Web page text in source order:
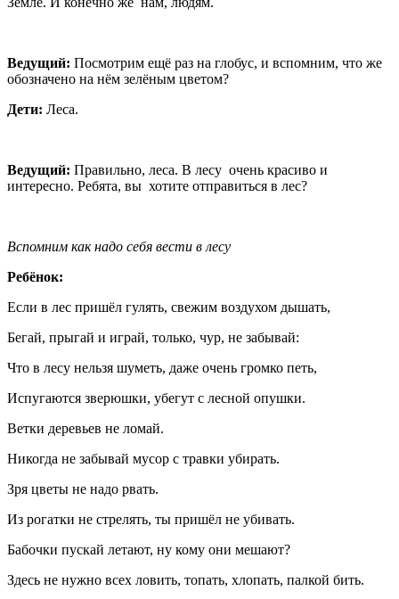
Ведущий: Посмотрим ещё раз на глобус, и вспомним, что же
обозначено на нём зелёным цветом?
Дети: Леса.
Ведущий: Правильно, леса. В лесу очень красиво и
интересно. Ребята, вы хотите отправиться в лес?
Вспомним как надо себя вести в лесу
Ребёнок:
Если в лес пришёл гулять, свежим воздухом дышать,
Бегай, прыгай и играй, только, чур, не забывай:
Что в лесу нельзя шуметь, даже очень громко петь,
Испугаются зверюшки, убегут с лесной опушки.
Ветки деревьев не ломай.
Никогда не забывай мусор с травки убирать.
Зря цветы не надо рвать.
Из рогатки не стрелять, ты пришёл не убивать.
Бабочки пускай летают, ну кому они мешают?
Здесь не нужно всех ловить, топать, хлопать, палкой бить.